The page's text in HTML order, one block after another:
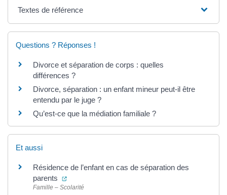
Textes de référence
Questions ? Réponses !
Divorce et séparation de corps : quelles
différences ?
Divorce, séparation : un enfant mineur peut-il être
entendu par le juge ?
Qu’est-ce que la médiation familiale ?
Et aussi
Résidence de l’enfant en cas de séparation des
parents
(ouverture dans un nouvel onglet)
Famille – Scolarité